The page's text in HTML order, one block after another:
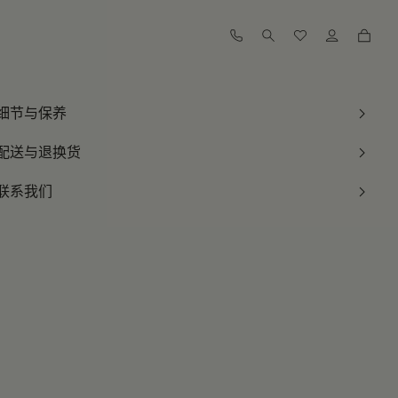
节与保养
送与退换货
系我们
订阅到货通知
订阅到货通知
订阅到货通知
订阅到货通知